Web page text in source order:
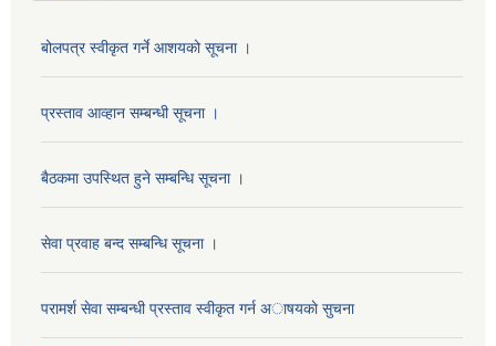
बोलपत्र स्वीकृत गर्ने आशयको सूचना ।
प्रस्ताव आव्हान सम्बन्धी सूचना ।
बैठकमा उपस्थित हुने सम्बन्धि सूचना ।
सेवा प्रवाह बन्द सम्बन्धि सूचना ।
परामर्श सेवा सम्बन्धी प्रस्ताव स्वीकृत गर्न अाषयकाे सुचना